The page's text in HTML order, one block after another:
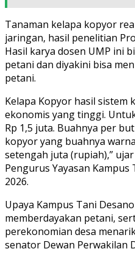
Tanaman kelapa kopyor
jaringan, hasil penelitian
Hasil karya dosen UMP ini
petani dan diyakini bisa
petani.
Kelapa Kopyor hasil
ekonomis yang tinggi.
Rp 1,5 juta. Buahnya per
kopyor yang buahnya
setengah juta (rupiah),”
Pengurus Yayasan Kampus
2026.
Upaya Kampus Tani
memberdayakan petani,
perekonomian desa
senator Dewan Perwakilan